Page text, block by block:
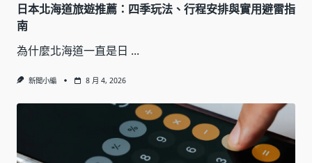
日本北海道旅遊推薦：四季玩法、行程安排與實用避雷指
南
為什麼北海道一直是日 ...
新聞小編 8 月 4, 2026